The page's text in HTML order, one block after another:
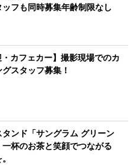
フも同時募集年齢制限なし
・カフェカー】撮影現場でのカ
スタッフ募集！
タンド「サングラム グリーン
一杯のお茶と笑顔でつながる